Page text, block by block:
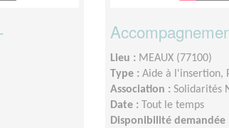
Lieu : MEAUX (77100)
Type : Aide à l'insertion,
Association : Solidarités
Date :
Tout le temps
Disponibilité demandée